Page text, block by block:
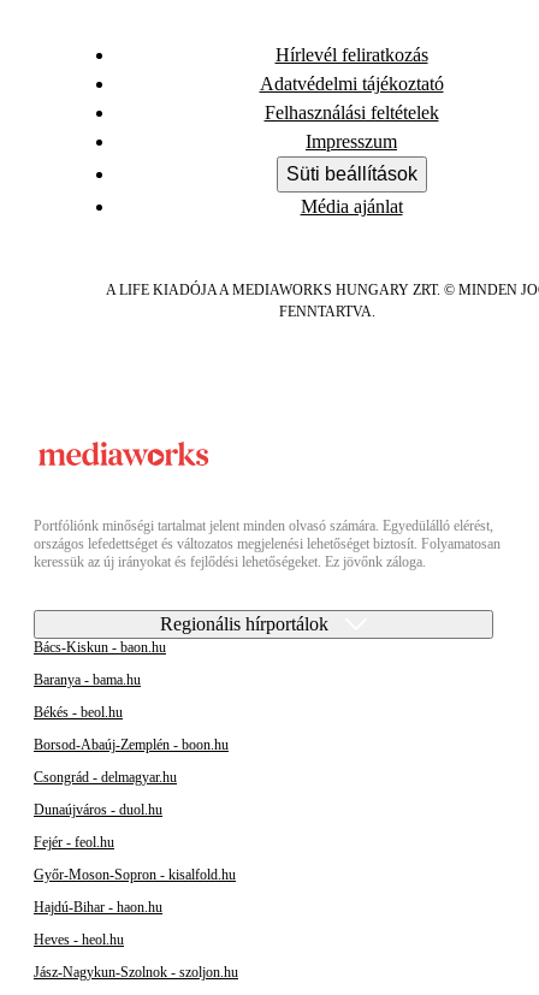
Hírlevél feliratkozás
Adatvédelmi tájékoztató
Felhasználási feltételek
Impresszum
Süti beállítások
Média ajánlat
A LIFE KIADÓJA A MEDIAWORKS HUNGARY ZRT. © MINDEN
FENNTARTVA.
Portfóliónk minőségi tartalmat jelent minden olvasó számára. Egyedülálló elérést,
országos lefedettséget és változatos megjelenési lehetőséget biztosít. Folyamatosan
keressük az új irányokat és fejlődési lehetőségeket. Ez jövőnk záloga.
Regionális hírportálok
Bács-Kiskun - baon.hu
Baranya - bama.hu
Békés - beol.hu
Borsod-Abaúj-Zemplén - boon.hu
Csongrád - delmagyar.hu
Dunaújváros - duol.hu
Fejér - feol.hu
Győr-Moson-Sopron - kisalfold.hu
Hajdú-Bihar - haon.hu
Heves - heol.hu
Jász-Nagykun-Szolnok - szoljon.hu